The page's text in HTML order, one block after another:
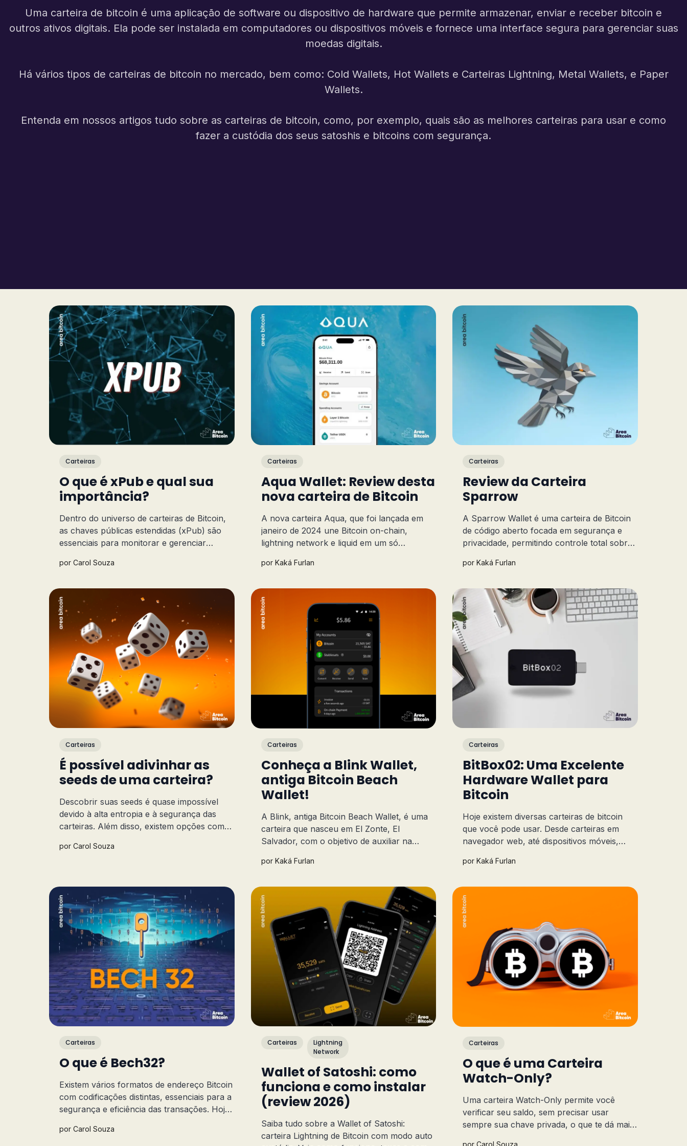
Uma carteira de bitcoin é uma aplicação de software ou dispositivo de hardware que permite armazenar, enviar e receber bitcoin e
outros ativos digitais. Ela pode ser instalada em computadores ou dispositivos móveis e fornece uma interface segura para gerenciar suas
moedas digitais.
Há vários tipos de carteiras de bitcoin no mercado, bem como: Cold Wallets, Hot Wallets e Carteiras Lightning, Metal Wallets, e Paper
Wallets.
Entenda em nossos artigos tudo sobre as carteiras de bitcoin, como, por exemplo, quais são as melhores carteiras para usar e como
fazer a custódia dos seus satoshis e bitcoins com segurança.
Carteiras
O que é xPub e qual sua
importância?
Dentro do universo de carteiras de Bitcoin,
as chaves públicas estendidas (xPub) são
essenciais para monitorar e gerenciar
melhor o que é a xPub e como ela funciona.
por Carol Souza
Carteiras
Aqua Wallet: Review desta
nova carteira de Bitcoin
A nova carteira Aqua, que foi lançada em
janeiro de 2024 une Bitcoin on-chain,
lightning network e liquid em um só
completa para usuários BTC. Bora conhecer
por Kaká Furlan
Carteiras
Review da Carteira
Sparrow
A Sparrow Wallet é uma carteira de Bitcoin
de código aberto focada em segurança e
privacidade, permitindo controle total sobre
porKaká Furlan
Carteiras
É possível adivinhar as
seeds de uma carteira?
Descobrir suas seeds é quase impossível
devido à alta entropia e à segurança das
carteiras. Além disso, existem opções como
segurança aos seus bitcoins.
por Carol Souza
Carteiras
Conheça a Blink Wallet,
antiga Bitcoin Beach
Wallet!
A Blink, antiga Bitcoin Beach Wallet, é uma
carteira que nasceu em El Zonte, El
Salvador, com o objetivo de auxiliar na
está sendo utilizada por bitcoiners em todo o
por Kaká Furlan
Carteiras
BitBox02: Uma Excelente
Hardware Wallet para
Bitcoin
Hoje existem diversas carteiras de bitcoin
que você pode usar. Desde carteiras em
navegador web, até dispositivos móveis,
Neste artigo vamos entender um pouco da
porKaká Furlan
Carteiras
O que é Bech32?
Existem vários formatos de endereço Bitcoin
com codificações distintas, essenciais para a
segurança e eficiência das transações. Hoje
Bech32!
por Carol Souza
Carteiras
Lightning
Network
Wallet of Satoshi: como
funciona e como instalar
(review 2026)
Saiba tudo sobre a Wallet of Satoshi:
carteira Lightning de Bitcoin com modo auto
Carteiras
O que é uma Carteira
Watch-Only?
Uma carteira Watch-Only permite você
verificar seu saldo, sem precisar usar
sempre sua chave privada, o que te dá mais
porCarol Souza